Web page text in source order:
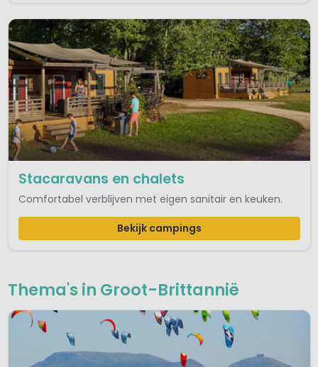
Stacaravans en chalets
Comfortabel verblijven met eigen sanitair en keuken.
Bekijk campings
Thema's in Groot-Brittannië